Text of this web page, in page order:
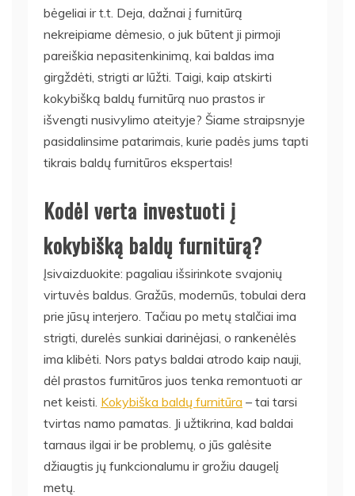
bėgeliai ir t.t. Deja, dažnai į furnitūrą
nekreipiame dėmesio, o juk būtent ji pirmoji
pareiškia nepasitenkinimą, kai baldas ima
girgždėti, strigti ar lūžti. Taigi, kaip atskirti
kokybišką baldų furnitūrą nuo prastos ir
išvengti nusivylimo ateityje? Šiame straipsnyje
pasidalinsime patarimais, kurie padės jums tapti
tikrais baldų furnitūros ekspertais!
Kodėl verta investuoti į
kokybišką baldų furnitūrą?
Įsivaizduokite: pagaliau išsirinkote svajonių
virtuvės baldus. Gražūs, modernūs, tobulai dera
prie jūsų interjero. Tačiau po metų stalčiai ima
strigti, durelės sunkiai darinėjasi, o rankenėlės
ima klibėti. Nors patys baldai atrodo kaip nauji,
dėl prastos furnitūros juos tenka remontuoti ar
net keisti. Kokybiška baldų furnitūra – tai tarsi
tvirtas namo pamatas. Ji užtikrina, kad baldai
tarnaus ilgai ir be problemų, o jūs galėsite
džiaugtis jų funkcionalumu ir grožiu daugelį
metų.